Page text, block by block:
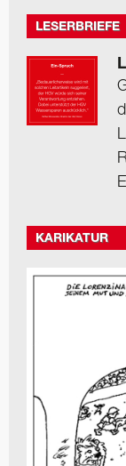
LESERBRIEFE
KARIKATUR